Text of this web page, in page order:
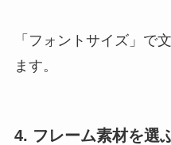
「フォントサイズ」で
ます。
4. フレーム素材を選